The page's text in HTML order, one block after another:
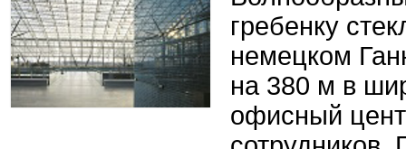
гребенку
немецком
на 380 м в
офисный